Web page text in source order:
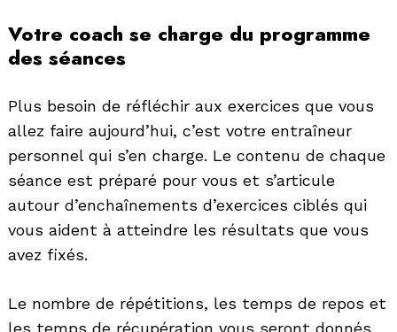
Votre coach se charge du programme
des séances
Plus besoin de réfléchir aux exercices que vous
allez faire aujourd’hui, c’est votre entraîneur
personnel qui s’en charge. Le contenu de chaque
séance est préparé pour vous et s’articule
autour d’enchaînements d’exercices ciblés qui
vous aident à atteindre les résultats que vous
avez fixés.
Le nombre de répétitions, les temps de repos et
les temps de récupération vous seront donnés,
Search